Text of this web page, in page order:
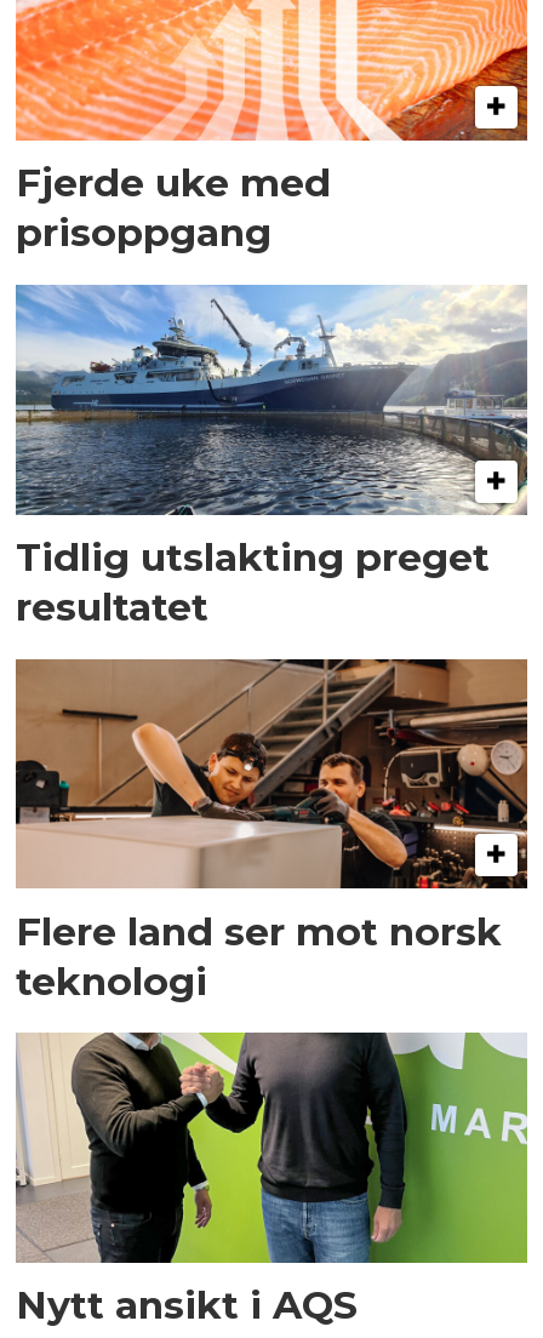
Fjerde uke med
prisoppgang
Tidlig utslakting preget
resultatet
Flere land ser mot norsk
teknologi
Nytt ansikt i AQS